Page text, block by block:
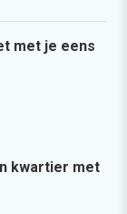
met je eens
kwartier met